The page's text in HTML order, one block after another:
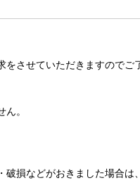
をさせていただきますのでご
。
損などがおきました場合は、